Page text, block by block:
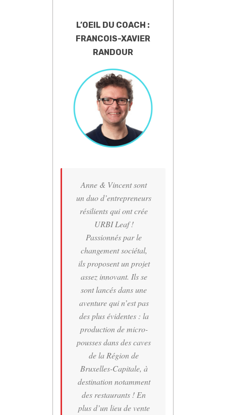
L’OEIL DU COACH :
FRANCOIS-XAVIER
RANDOUR
Anne & Vincent sont
un duo d’entrepreneurs
résilients qui ont crée
URBI Leaf !
Passionnés par le
changement sociétal,
ils proposent un projet
assez innovant. Ils se
sont lancés dans une
aventure qui n’est pas
des plus évidentes : la
production de micro-
pousses dans des caves
de la Région de
Bruxelles-Capitale, à
destination notamment
des restaurants ! En
plus d’un lieu de vente